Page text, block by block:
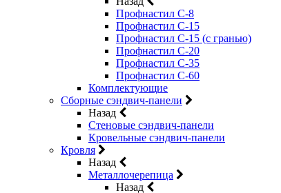
Профнастил С-8
Профнастил С-15
Профнастил С-15 (с гранью)
Профнастил С-20
Профнастил С-35
Профнастил С-60
Комплектующие
Сборные сэндвич-панели
Назад
Стеновые сэндвич-панели
Кровельные сэндвич-панели
Кровля
Назад
Металлочерепица
Назад